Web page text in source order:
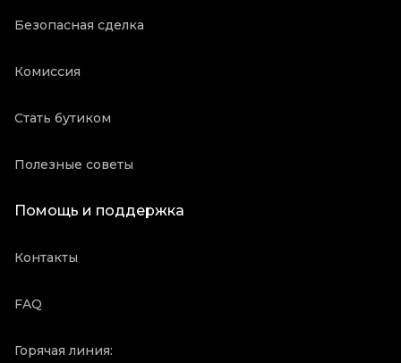
Безопасная сделка
Комиссия
Стать бутиком
Полезные советы
Помощь и поддержка
Контакты
FAQ
Горячая линия: